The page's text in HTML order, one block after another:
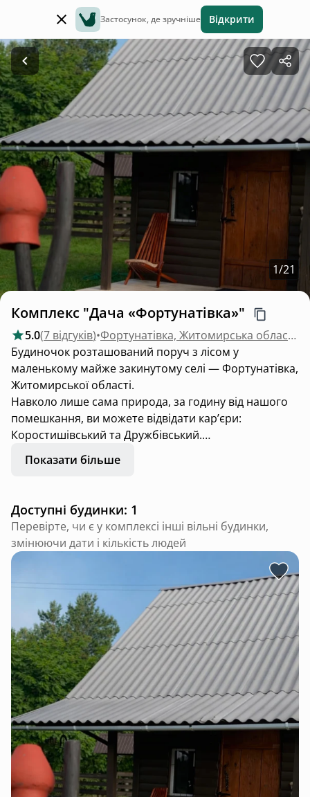
Застосунок, де зручніше Відкрити
1/21
Комплекс "Дача «Фортунатівка»"
5.0(7 відгуків)•
Фортунатівка, Житомирська область
Будиночок розташований поруч з лісом у
маленькому майже закинутому селі — Фортунатівка,
Житомирської області.
Навколо лише сама природа, за годину від нашого
помешкання, ви можете відвідати карʼєри:
Коростишівський та Дружбівський.
Ідея створення полягала у власниках, рід яких
почався саме в цьому селі, в далекому 1860 році,
У нас на території також побудований чан та лазня, і
гості за бажанням можуть замовити собі цю
послугу.
Концепція: це відпочинок наче у бабусі в селі, це
дача посеред лісу, де не має голосних сусідів та
метушні, це спосіб перезагрузитись, як колись в
дитинстві.
До нас можна з будь-якими пухнастими друзями і не
тільки😌
Показати більше
Доступні будинки: 1
Перевірте, чи є у комплексі інші вільні будинки,
змінюючи дати і кількість людей